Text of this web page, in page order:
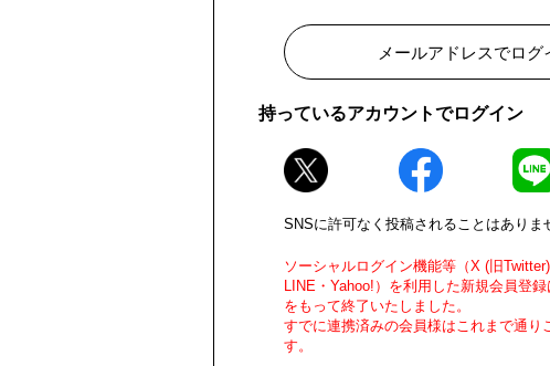
メールアドレスでログ
持っているアカウントでログイン
SNSに許可なく投稿されることはありま
ソーシャルログイン機能等（X (旧
LINE・Yahoo!）を利用した新規会員登録
をもって終了いたしました。
すでに連携済みの会員様はこれまで通り
す。